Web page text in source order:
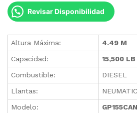
Revisar Disponibilidad
Altura Máxima:
4.49 M
Capacidad:
15,500 LB
Combustible:
DIESEL
Llantas:
Modelo: